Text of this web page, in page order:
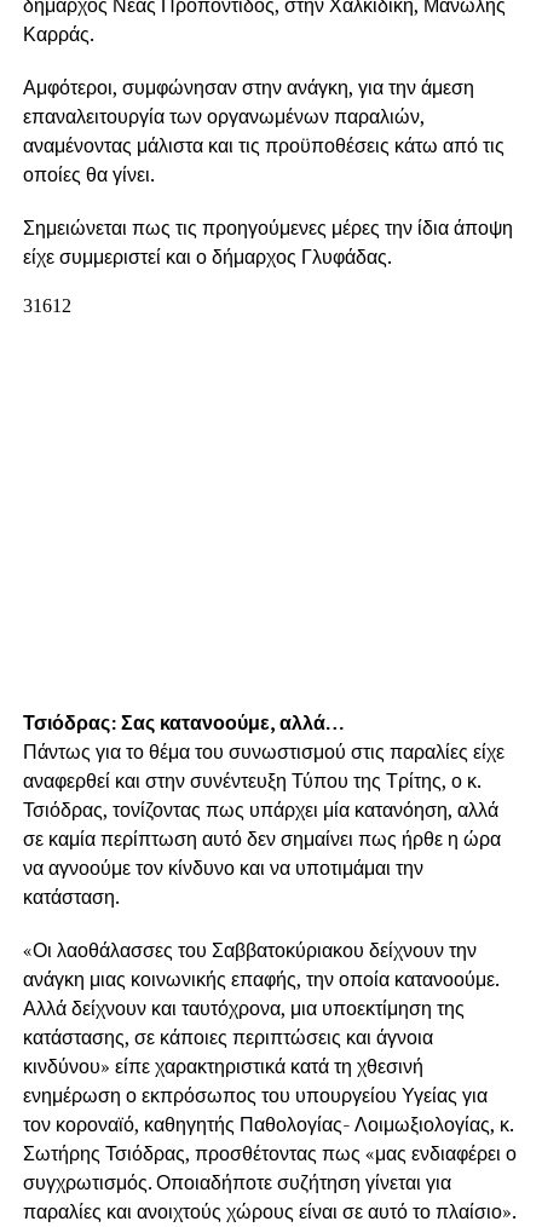
Καρράς.
Αμφότεροι, συμφώνησαν στην ανάγκη, για την άμεση
επαναλειτουργία των οργανωμένων παραλιών,
αναμένοντας μάλιστα και τις προϋποθέσεις κάτω από τις
οποίες θα γίνει.
Σημειώνεται πως τις προηγούμενες μέρες την ίδια άποψη
είχε συμμεριστεί και ο δήμαρχος Γλυφάδας.
Τσιόδρας: Σας κατανοούμε, αλλά…
Πάντως για το θέμα του συνωστισμού στις παραλίες είχε
αναφερθεί και στην συνέντευξη Τύπου της Τρίτης, ο κ.
Τσιόδρας, τονίζοντας πως υπάρχει μία κατανόηση, αλλά
σε καμία περίπτωση αυτό δεν σημαίνει πως ήρθε η ώρα
να αγνοούμε τον κίνδυνο και να υποτιμάμαι την
κατάσταση.
«Οι λαοθάλασσες του Σαββατοκύριακου δείχνουν την
ανάγκη μιας κοινωνικής επαφής, την οποία κατανοούμε.
Αλλά δείχνουν και ταυτόχρονα, μια υποεκτίμηση της
κατάστασης, σε κάποιες περιπτώσεις και άγνοια
κινδύνου» είπε χαρακτηριστικά κατά τη χθεσινή
ενημέρωση ο εκπρόσωπος του υπουργείου Υγείας για
τον κοροναϊό, καθηγητής Παθολογίας- Λοιμωξιολογίας, κ.
Σωτήρης Τσιόδρας, προσθέτοντας πως «μας ενδιαφέρει ο
συγχρωτισμός. Οποιαδήποτε συζήτηση γίνεται για
παραλίες και ανοιχτούς χώρους είναι σε αυτό το πλαίσιο».